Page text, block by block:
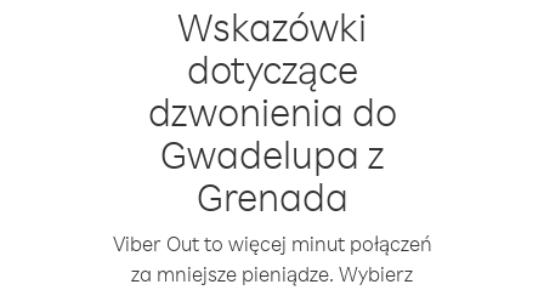
Wskazówki
dotyczące
dzwonienia do
Gwadelupa z
Grenada
Viber Out to więcej minut połączeń
za mniejsze pieniądze. Wybierz